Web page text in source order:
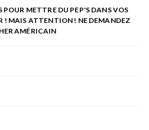
POUR METTRE DU PEP'S DANS VOS
! MAIS ATTENTION ! NE DEMANDEZ
AMÉRICAIN